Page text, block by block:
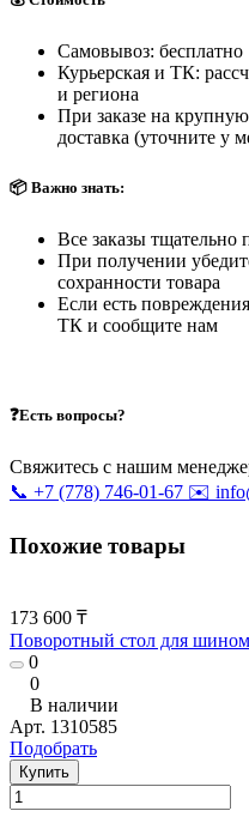
Самовывоз: бесплатно
Курьерская и ТК:
и региона
При заказе на
доставка (уточните у
📦 Важно знать:
Все заказы тщательно
При получении
сохранности товара
Если есть
ТК и сообщите нам
❓Есть вопросы?
Свяжитесь с нашим
📞 +7 (778) 746-01-67 ✉️
Похожие товары
173 600 ₸
Поворотный стол для
0
0
В наличии
Арт. 1310585
Подобрать
Купить